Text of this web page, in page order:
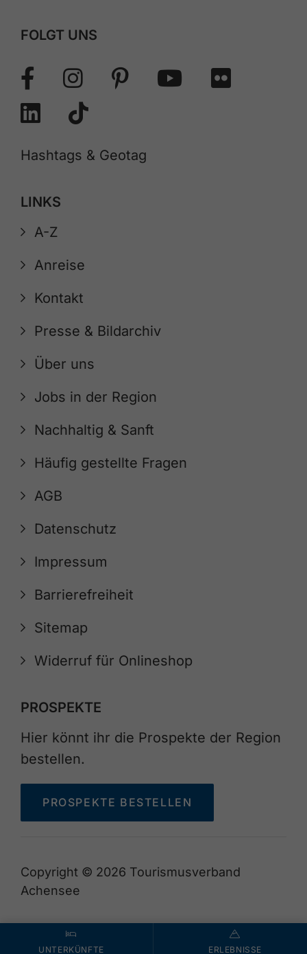
UNTERKÜNFTE ERLEBNISSE
FOLGT UNS
Hashtags & Geotag
LINKS
A-Z
Anreise
Kontakt
Presse & Bildarchiv
Über uns
Jobs in der Region
Nachhaltig & Sanft
Häufig gestellte Fragen
AGB
Datenschutz
Impressum
Barrierefreiheit
Sitemap
Widerruf für Onlineshop
PROSPEKTE
Hier könnt ihr die Prospekte der Region
bestellen.
PROSPEKTE BESTELLEN
Copyright © 2026 Tourismusverband
Achensee